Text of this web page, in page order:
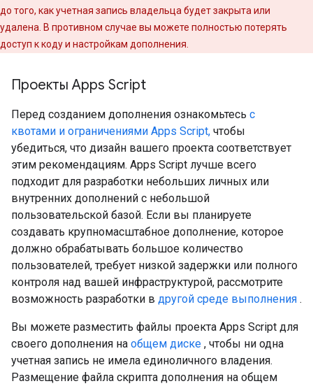
до того, как учетная запись владельца будет закрыта или
удалена. В противном случае вы можете полностью потерять
доступ к коду и настройкам дополнения.
Проекты Apps Script
Перед созданием дополнения ознакомьтесь с
квотами и ограничениями Apps Script, чтобы
убедиться, что дизайн вашего проекта соответствует
этим рекомендациям. Apps Script лучше всего
подходит для разработки небольших личных или
внутренних дополнений с небольшой
пользовательской базой. Если вы планируете
создавать крупномасштабное дополнение, которое
должно обрабатывать большое количество
пользователей, требует низкой задержки или полного
контроля над вашей инфраструктурой, рассмотрите
возможность разработки в другой среде выполнения .
Вы можете разместить файлы проекта Apps Script для
своего дополнения на общем диске , чтобы ни одна
учетная запись не имела единоличного владения.
Размещение файла скрипта дополнения на общем